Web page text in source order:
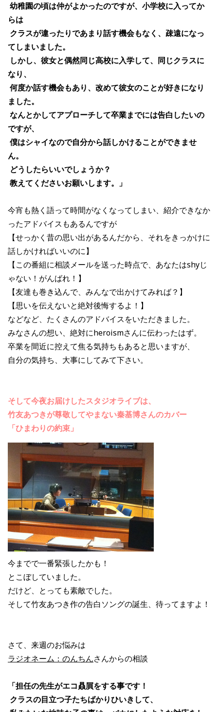
幼稚園の頃は仲がよかったのですが、小学校に入ってか
らは
クラスが違ったりであまり話す機会もなく、疎遠になっ
てしまいました。
しかし、彼女と偶然同じ高校に入学して、同じクラスに
なり、
何度か話す機会もあり、改めて彼女のことが好きになり
ました。
なんとかしてアプローチして卒業までには告白したいの
ですが、
僕はシャイなので自分から話しかけることができませ
ん。
どうしたらいいでしょうか？
教えてくださいお願いします。」
今宵も熱く語って時間がなくなってしまい、紹介できなか
ったアドバイスもあるんですが
【せっかく昔の思い出があるんだから、それをきっかけに
話しかければいいのに】
【この番組に相談メールを送った時点で、あなたはshyじ
ゃない！がんばれ！】
【友達も巻き込んで、みんなで出かけてみれば？】
【思いを伝えないと絶対後悔するよ！】
などなど、たくさんのアドバイスをいただきました。
みなさんの想い、絶対にheroismさんに伝わったはず。
卒業を間近に控えて焦る気持ちもあると思いますが、
自分の気持ち、大事にしてみて下さい。
そして今夜お届けしたスタジオライブは、
竹友あつきが尊敬してやまない秦基博さんのカバー
「ひまわりの約束」
今までで一番緊張したかも！
とこぼしていました。
だけど、とっても素敵でした。
そして竹友あつき作の告白ソングの誕生、待ってますよ！
さて、来週のお悩みは
ラジオネーム：のんちんさんからの相談
「担任の先生がエコ贔屓をする事です！
クラスの目立つ子たちばかりひいきして、